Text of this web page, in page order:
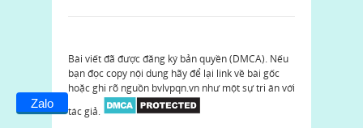
Bài viết đã được đăng ký bản quyền (DMCA). Nếu
bạn đọc copy nội dung hãy để lại link về bài gốc
hoặc ghi rõ nguồn bvlvpqn.vn như một sự tri ân với
tác giả.
Zalo